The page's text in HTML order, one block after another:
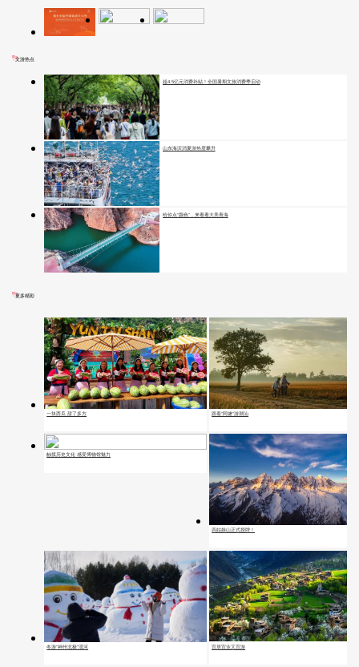
文游热点
超4.5亿元消费补贴！全国暑期文旅消费季启动
山东海滨消夏游热度攀升
给你点“颜色”，来看看大美青海
更多精彩
一块西瓜 甜了多方 跟着“阿嬷”游潮汕
触摸历史文化 感受博物馆魅力
四姑娘山正式授牌！
冬游“神州北极”漠河 宜居宜业又宜游